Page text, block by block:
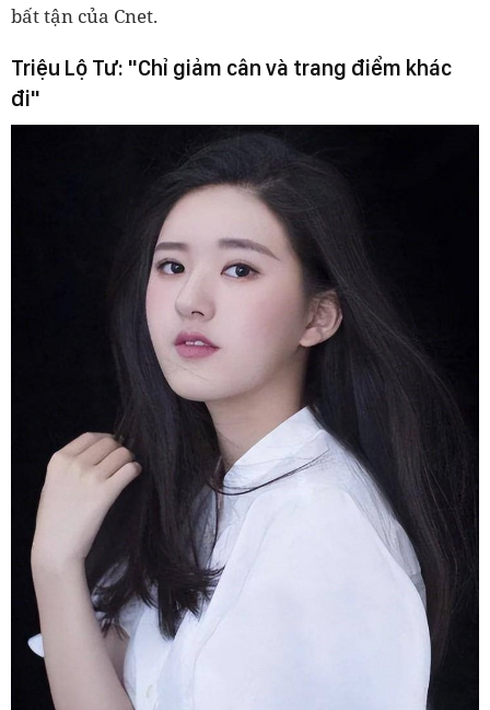
bất tận của Cnet.
Triệu Lộ Tư: "Chỉ giảm cân và trang điểm khác
đi"